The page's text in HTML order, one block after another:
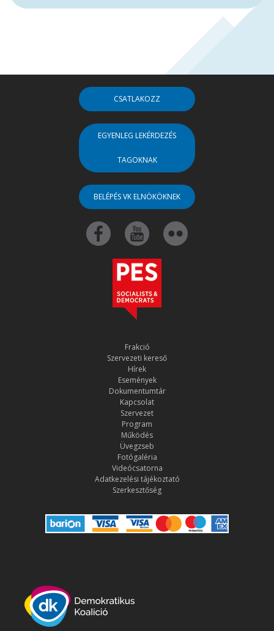
CSATLAKOZZ
EGYENLEG LEKÉRDEZÉS
TAGOKNAK
BELÉPÉS VK ELNÖKÖKNEK
Frakció
Szervezeti kereső
Hírek
Események
Dokumentumtár
Kapcsolat
Szervezet
Program
Működés
Üvegzseb
Fotógaléria
Videócsatorna
Adatkezelési tájékoztató
Szerkesztőség